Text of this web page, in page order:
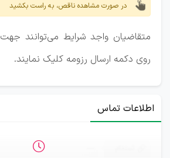
در صورت مشاهده ناقص، به راست بکشید
متقاضیان واجد شرایط می‌توانند
روی دکمه ارسال رزومه کلیک نمایند.
اطلاعات تماس